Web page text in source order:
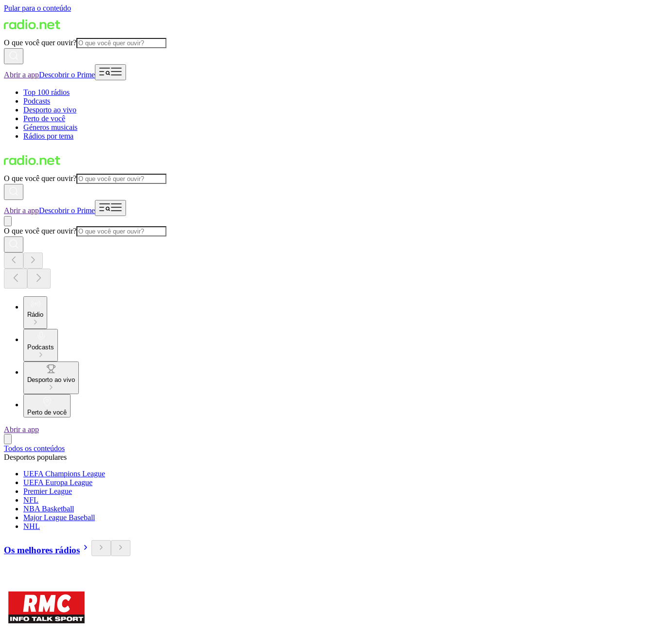
Pular para o conteúdo
O que você quer ouvir?
Abrir a appDescobrir o Prime
Top 100 rádios
Podcasts
Desporto ao vivo
Perto de você
Géneros musicais
Rádios por tema
O que você quer ouvir?
Abrir a appDescobrir o Prime
O que você quer ouvir?
Rádio
Podcasts
Desporto ao vivo
Perto de você
Abrir a app
Todos os conteúdos
Desportos populares
UEFA Champions League
UEFA Europa League
Premier League
NFL
NBA Basketball
Major League Baseball
NHL
Os melhores rádios